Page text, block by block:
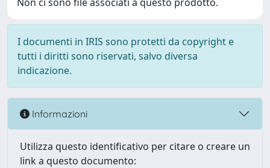
I documenti in IRIS sono protetti da copyright e
tutti i diritti sono riservati, salvo diversa
indicazione.
Informazioni
Utilizza questo identificativo per citare o creare un
link a questo documento: